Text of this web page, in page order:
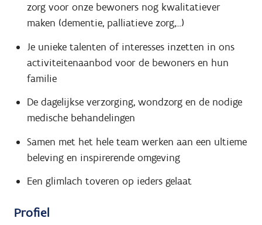
zorg voor onze bewoners nog kwalitatiever
maken (dementie, palliatieve zorg,...)
Je unieke talenten of interesses inzetten in ons
activiteitenaanbod voor de bewoners en hun
familie
De dagelijkse verzorging, wondzorg en de nodige
medische behandelingen
Samen met het hele team werken aan een ultieme
beleving en inspirerende omgeving
Een glimlach toveren op ieders gelaat
Profiel